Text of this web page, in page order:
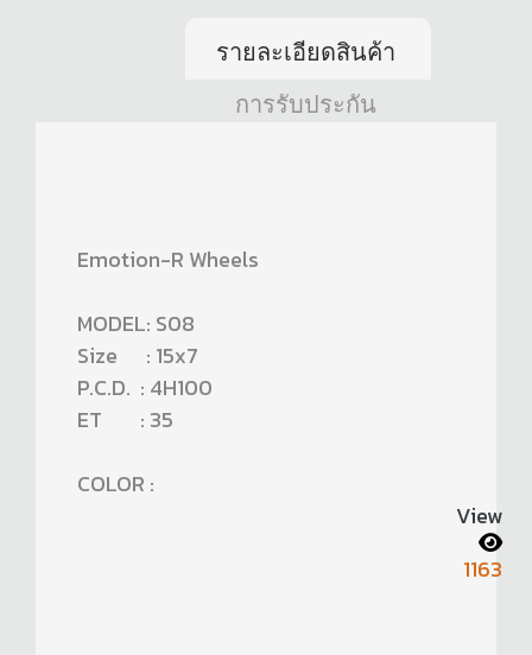
รายละเอียดสินค้า
การรับประกัน
Emotion-R Wheels
MODEL: S08
Size : 15x7
P.C.D. : 4H100
ET : 35
COLOR :
View
1163